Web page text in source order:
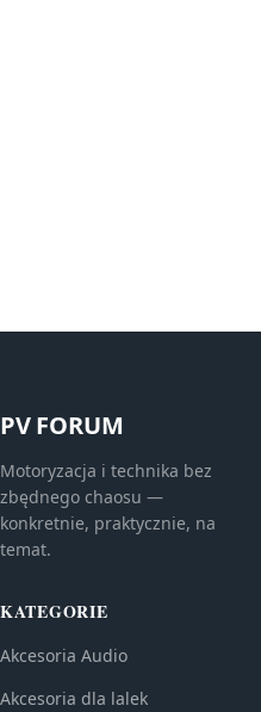
PV FORUM
Motoryzacja i technika bez
zbędnego chaosu —
konkretnie, praktycznie, na
temat.
KATEGORIE
Akcesoria Audio
Akcesoria dla lalek